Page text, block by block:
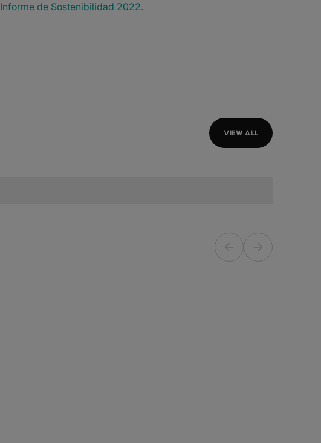
Informe de Sostenibilidad 2022.
VIEW ALL